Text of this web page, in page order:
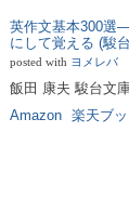
英作文基本300選
にして覚える (駿
posted with ヨメレバ
飯田 康夫 駿台文
Amazon 楽天ブ